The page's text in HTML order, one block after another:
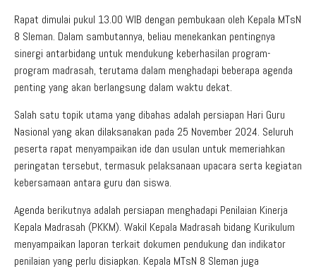
Rapat dimulai pukul 13.00 WIB dengan pembukaan oleh Kepala MTsN
8 Sleman. Dalam sambutannya, beliau menekankan pentingnya
sinergi antarbidang untuk mendukung keberhasilan program-
program madrasah, terutama dalam menghadapi beberapa agenda
penting yang akan berlangsung dalam waktu dekat.
Salah satu topik utama yang dibahas adalah persiapan Hari Guru
Nasional yang akan dilaksanakan pada 25 November 2024. Seluruh
peserta rapat menyampaikan ide dan usulan untuk memeriahkan
peringatan tersebut, termasuk pelaksanaan upacara serta kegiatan
kebersamaan antara guru dan siswa.
Agenda berikutnya adalah persiapan menghadapi Penilaian Kinerja
Kepala Madrasah (PKKM). Wakil Kepala Madrasah bidang Kurikulum
menyampaikan laporan terkait dokumen pendukung dan indikator
penilaian yang perlu disiapkan. Kepala MTsN 8 Sleman juga